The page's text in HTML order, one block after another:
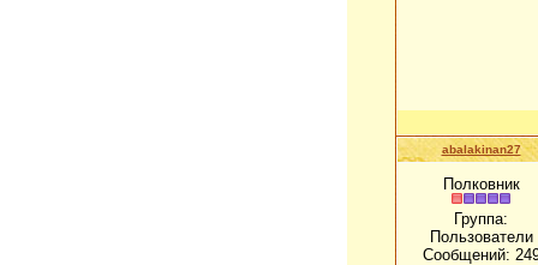
abalakinan27
Полковник
Группа:
Пользователи
Сообщений: